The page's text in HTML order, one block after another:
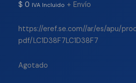
$ 0 IVA Incluido + Envío
https://eref.se.com//ar/es/apu/
pdf/LC1D38F7LC1D38F7
Agotado